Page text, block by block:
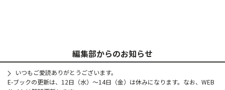
編集部からのお知らせ
いつもご愛読ありがとうございます。
E-ブックの更新は、12日（水）～14日（金）は休みになります。なお、WEB